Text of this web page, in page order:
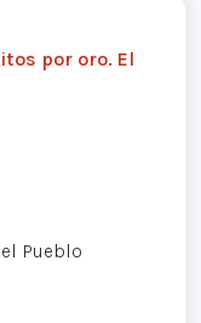
por oro. El
Pueblo